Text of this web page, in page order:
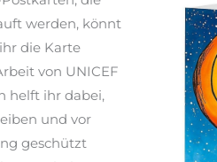
werden, könnt
die Karte
von UNICEF
helft ihr dabei,
und vor
geschützt